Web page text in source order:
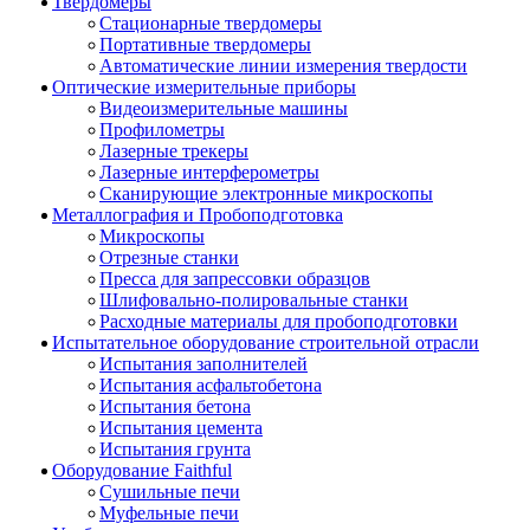
Стационарные твердомеры
Портативные твердомеры
Автоматические линии измерения твердости
Оптические измерительные приборы
Видеоизмерительные машины
Профилометры
Лазерные трекеры
Лазерные интерферометры
Сканирующие электронные микроскопы
Металлография и Пробоподготовка
Микроскопы
Отрезные станки
Пресса для запрессовки образцов
Шлифовально-полировальные станки
Расходные материалы для пробоподготовки
Испытательное оборудование строительной отрасли
Испытания заполнителей
Испытания асфальтобетона
Испытания бетона
Испытания цемента
Испытания грунта
Оборудование Faithful
Сушильные печи
Муфельные печи